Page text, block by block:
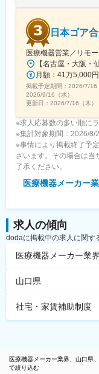
日本ゴア
医療機器営業／リモ
掲載予定期間： 2026/7/16
2026/9/16（水）
更新日： 2026/7/16（木）
※求人応募数の多い順に
※集計対象期間：2026/8/
※事情により掲載終了予
ざいます。その場合は当
了承ください。
医療機器メーカー
求人の傾向
dodaに掲載中の求人に関す
医療機器メーカー業界
山口県
社宅・家賃補助制度
医療機器メーカー業界、山口県
で絞り込む